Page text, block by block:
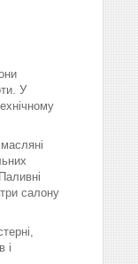
У
салону
і